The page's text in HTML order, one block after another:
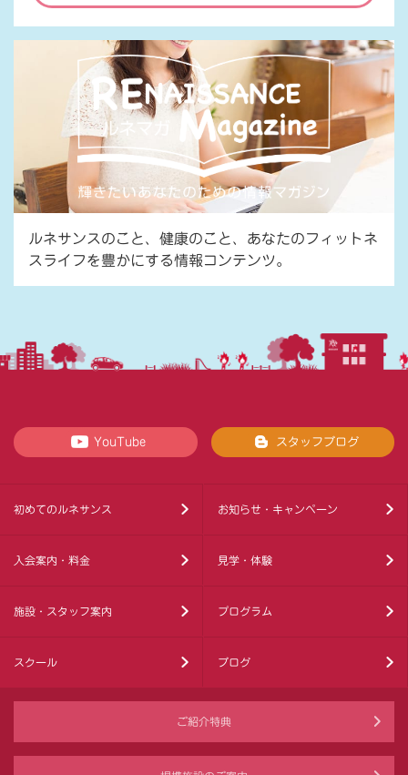
ルネサンスのこと、健康のこと、あなたのフィットネ
スライフを豊かにする情報コンテンツ。
YouTube スタッフブログ
初めてのルネサンス お知らせ・キャンペーン
入会案内・料金 見学・体験
施設・スタッフ案内 プログラム
スクール ブログ
ご紹介特典